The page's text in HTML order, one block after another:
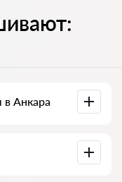
Анкара